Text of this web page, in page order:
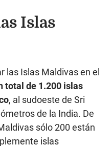
Islas
las Islas Maldivas en el
total de 1.200 islas
, al sudoeste de Sri
de la India. De
sólo 200 están
islas